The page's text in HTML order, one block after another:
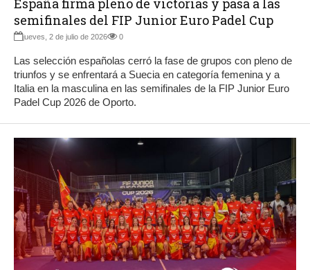
España firma pleno de victorias y pasa a las
semifinales del FIP Junior Euro Padel Cup
jueves, 2 de julio de 2026 0
Las selección españolas cerró la fase de grupos con pleno de
triunfos y se enfrentará a Suecia en categoría femenina y a
Italia en la masculina en las semifinales de la FIP Junior Euro
Padel Cup 2026 de Oporto.